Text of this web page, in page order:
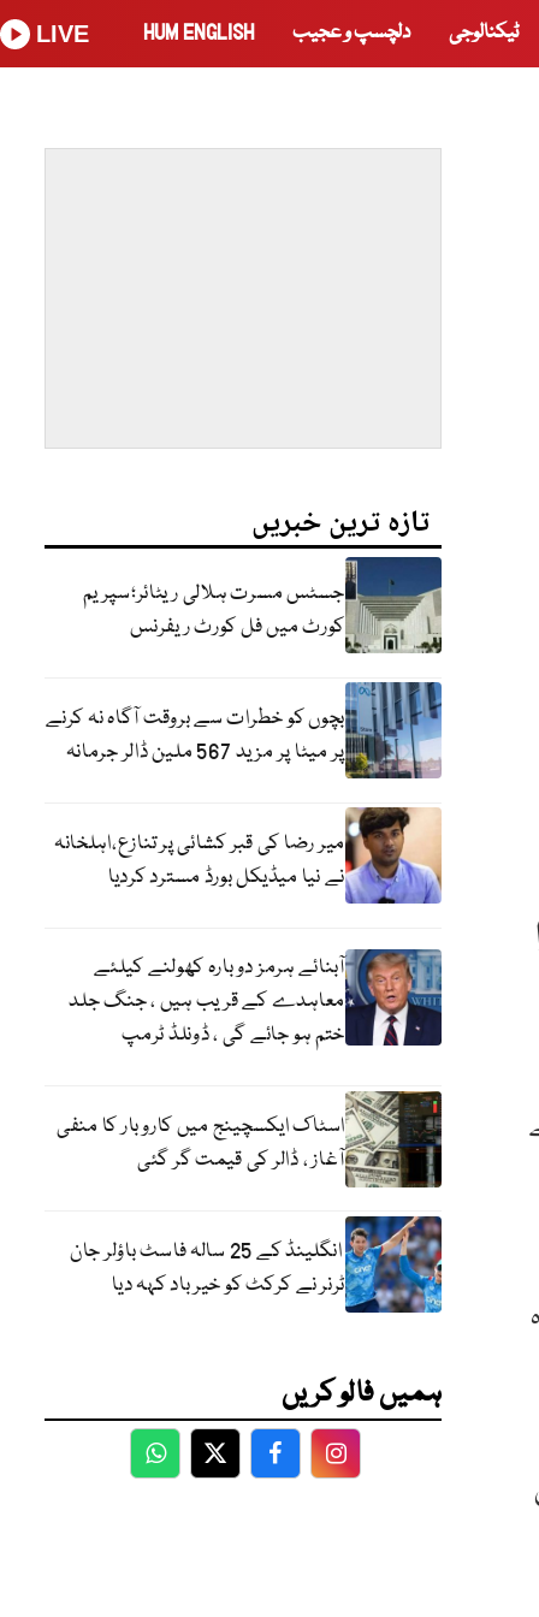
ٹیکنالوجی دلچسپ و عجیب HUM ENGLISH
LIVE
تازہ ترین خبریں
جسٹس مسرت ہلالی ریٹائر؛سپریم
کورٹ میں فل کورٹ ریفرنس
بچوں کو خطرات سے بروقت آگاہ نہ کرنے
پر میٹا پر مزید 567 ملین ڈالر جرمانہ
میر رضا کی قبر کشائی پر تنازع،اہلخانہ
نے نیا میڈیکل بورڈ مسترد کردیا
آبنائے ہرمز دوبارہ کھولنے کیلئے
معاہدے کے قریب ہیں ، جنگ جلد
ختم ہو جائے گی ، ڈونلڈ ٹرمپ
اسٹاک ایکسچینج میں کاروبار کا منفی
آغاز ، ڈالر کی قیمت گر گئی
انگلینڈ کے 25 سالہ فاسٹ باؤلر جان
ٹرنر نے کرکٹ کو خیر باد کہہ دیا
ہمیں فالو کریں
WhatsApp
TwitterFacebookFacebook